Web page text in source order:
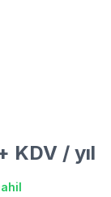
KDV / yıl